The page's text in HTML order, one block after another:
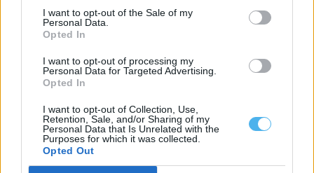
I want to opt-out of the Sale of my
Personal Data.
Opted In
I want to opt-out of processing my
Personal Data for Targeted Advertising.
Opted In
I want to opt-out of Collection, Use,
Retention, Sale, and/or Sharing of my
Personal Data that Is Unrelated with the
Purposes for which it was collected.
Opted Out
lavadouro nacional
A Assembleia da República recomendou ao Governo a criação de
uma estratégia nacional para...